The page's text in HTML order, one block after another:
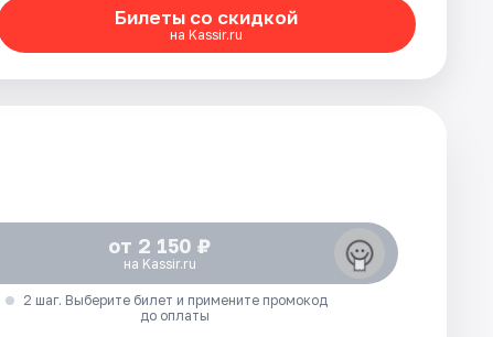
Билеты со скидкой
на Kassir.ru
от 2 150 ₽
на Kassir.ru
2 шаг. Выберите билет и примените промокод
до оплаты